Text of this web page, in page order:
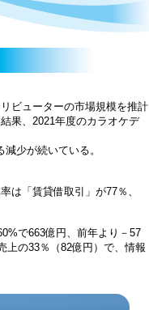
ビューターの市場規模を推計
果、2021年度のカラオケデ
少が続いている。
は「賃貸借取引」が77％、
で663億円、前年より－57
上の33％（82億円）で、情報